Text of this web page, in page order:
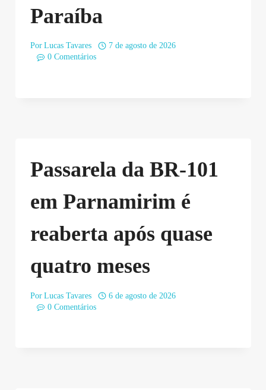
Paraíba
Por Lucas Tavares
7 de agosto de 2026
0 Comentários
Passarela da BR-101
em Parnamirim é
reaberta após quase
quatro meses
Por Lucas Tavares
6 de agosto de 2026
0 Comentários